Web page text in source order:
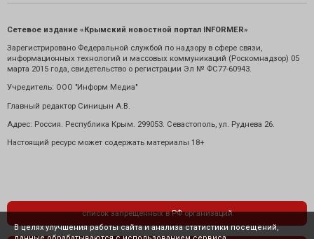
Сетевое издание «Крымский новостной портал INFORMER»
Зарегистрировано Федеральной службой по надзору в сфере связи,
информационных технологий и массовых коммуникаций (Роскомнадзор) 05
марта 2015 года, свидетельство о регистрации Эл № ФС77-60943.
Учредитель: ООО "Информ Медиа"
Главный редактор Синицын А.В.
Адрес: Россия. Республика Крым. 299053. Севастополь, ул. Руднева 26.
Настоящий ресурс может содержать материалы 18+
список запрещенных в РФ организаций
В целях улучшения работы сайта и анализа статистики посещений,